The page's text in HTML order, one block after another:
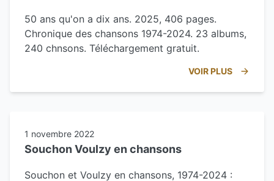
50 ans qu'on a dix ans. 2025, 406 pages.
Chronique des chansons 1974-2024. 23 albums,
240 chnsons. Téléchargement gratuit.
VOIR PLUS
1 novembre 2022
Souchon Voulzy en chansons
Souchon et Voulzy en chansons, 1974-2024 :